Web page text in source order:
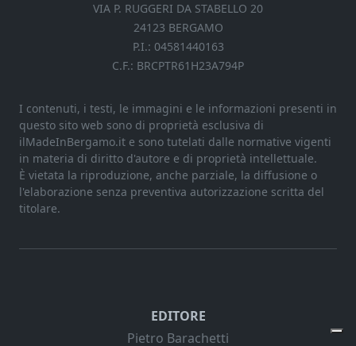
VIA P. RUGGERI DA STABELLO 20
24123 BERGAMO
P.I.: 04581440163
C.F.: BRCPTR61H23A794P
I contenuti, i testi, le immagini e le informazioni presenti in
questo sito web sono di proprietà esclusiva di
ilMadeInBergamo.it e sono tutelati dalle normative vigenti
in materia di diritto d'autore e di proprietà intellettuale.
È vietata la riproduzione, anche parziale, la diffusione o
l'elaborazione senza preventiva autorizzazione scritta del
titolare.
EDITORE
Pietro Barachetti